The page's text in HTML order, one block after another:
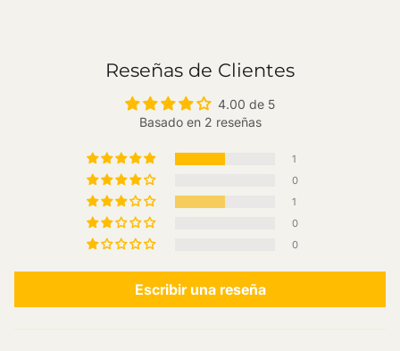
Reseñas de Clientes
4.00 de 5
Basado en 2 reseñas
1
0
1
0
0
Escribir una reseña